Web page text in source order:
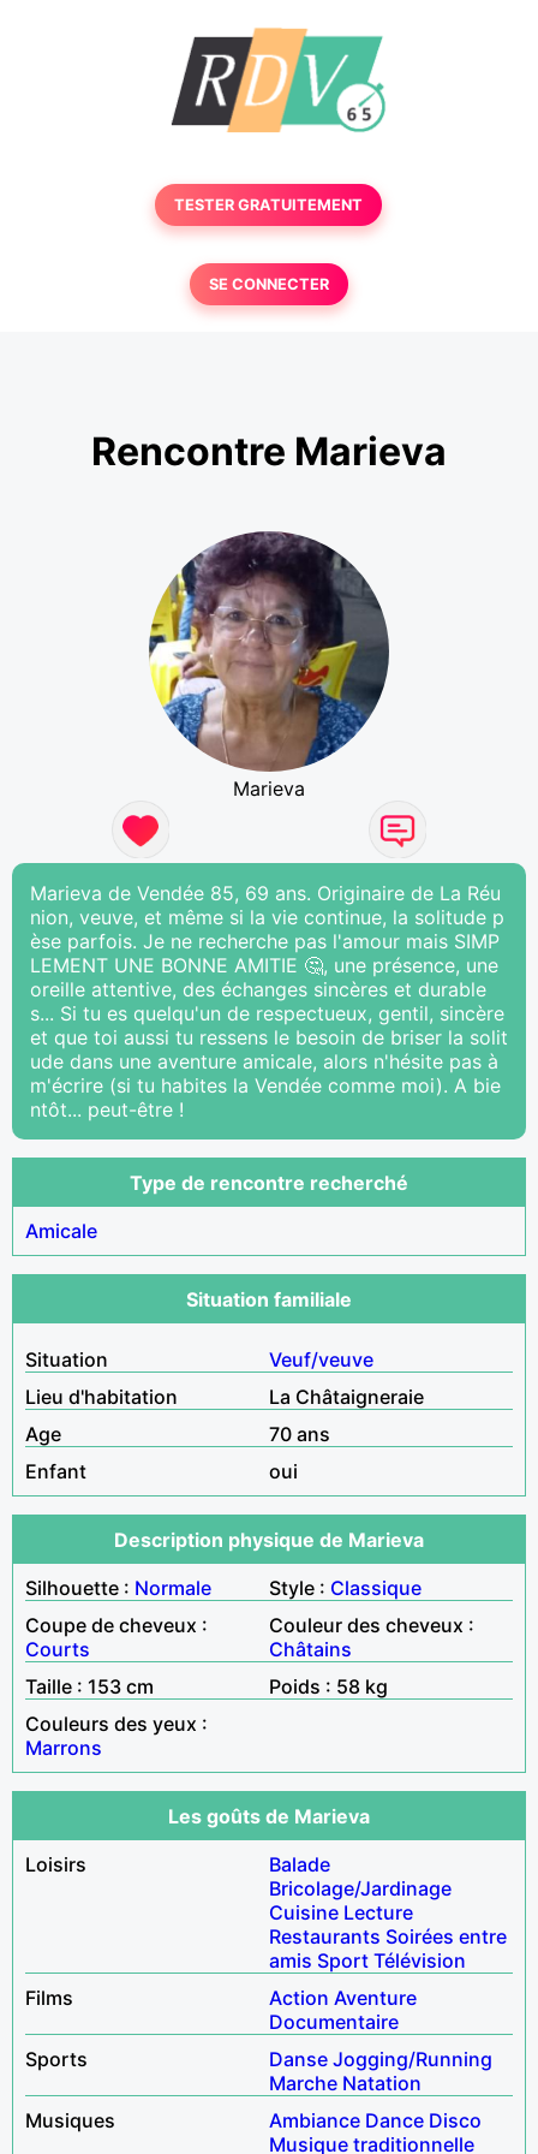
TESTER GRATUITEMENT
SE CONNECTER
Rencontre Marieva
Marieva
Marieva de Vendée 85, 69 ans. Originaire de La Réu
nion, veuve, et même si la vie continue, la solitude p
èse parfois. Je ne recherche pas l'amour mais SIMP
LEMENT UNE BONNE AMITIE 🤔, une présence, une
oreille attentive, des échanges sincères et durable
s... Si tu es quelqu'un de respectueux, gentil, sincère
et que toi aussi tu ressens le besoin de briser la solit
ude dans une aventure amicale, alors n'hésite pas à
m'écrire (si tu habites la Vendée comme moi). A bie
ntôt... peut-être !
Type de rencontre recherché
Amicale
Situation familiale
Situation
Veuf/veuve
Lieu d'habitation
La Châtaigneraie
Age
70 ans
Enfant
oui
Description physique de Marieva
Silhouette : Normale Style : Classique
Coupe de cheveux :
Courts
Couleur des cheveux :
Châtains
Taille : 153 cm
Poids : 58 kg
Couleurs des yeux :
Marrons
Les goûts de Marieva
Loisirs
Balade
Bricolage/Jardinage
Cuisine Lecture
Restaurants Soirées entre
amis Sport Télévision
Films
Action Aventure
Documentaire
Sports
Danse Jogging/Running
Marche Natation
Musiques
Ambiance Dance Disco
Musique traditionnelle